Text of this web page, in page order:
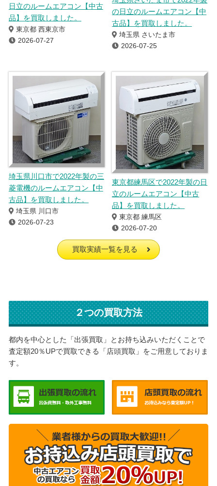
日立のルームエアコン【中古
品】を買取しました。
東京都 西東京市
2026-07-27
の日立のルームエアコン【中
古品】を買取しました。
埼玉県 さいたま市
2026-07-25
埼玉県川口市で2022年製の三
菱電機のルームエアコン【中
古品】を買取しました。
埼玉県 川口市
2026-07-23
東京都練馬区で2022年製の日
立のルームエアコン【中古
品】を買取しました。
東京都 練馬区
2026-07-20
買取実績一覧を見る
２つの買取方法
都内を中心とした「出張買取」とお持ち込みいただくことで
査定額20％UPで買取できる「店頭買取」をご用意しておりま
す。